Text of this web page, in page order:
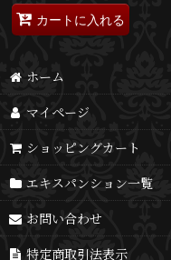
カートに入れる
ホーム
マイページ
ショッピングカート
エキスパンション一覧
お問い合わせ
特定商取引法表示